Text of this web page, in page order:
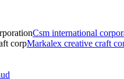
Csm international
Markalex creative craft